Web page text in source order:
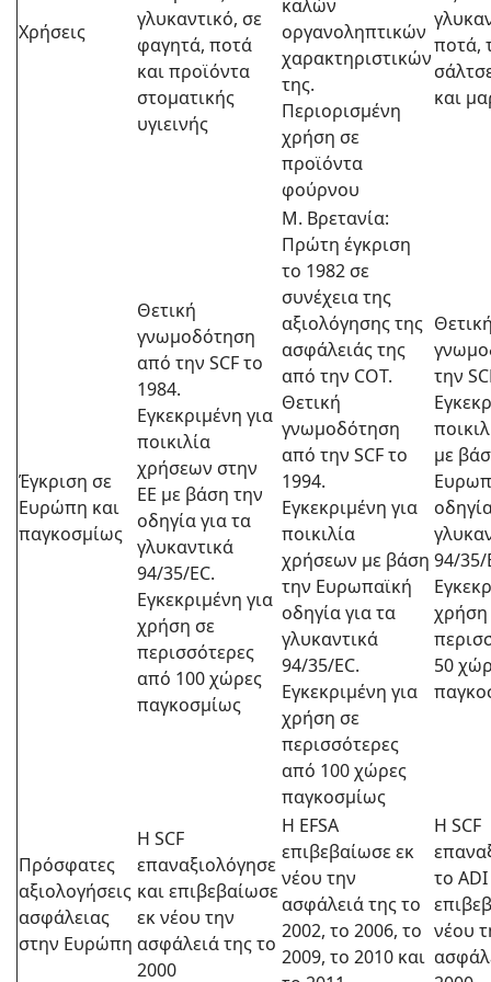
Χρήσεις
γλυκαντικό, σε
φαγητά, ποτά
και προϊόντα
στοματικής
υγιεινής
καλών
οργανοληπτικών
χαρακτηριστικών
της.
Περιορισμένη
χρήση σε
προϊόντα
φούρνου
ποτά,
και
Έγκριση σε
Ευρώπη και
παγκοσμίως
Θετική
γνωμοδότηση
από την SCF το
1984.
Εγκεκριμένη για
ποικιλία
χρήσεων στην
EE με βάση την
οδηγία για τα
γλυκαντικά
94/35/EC.
Εγκεκριμένη για
χρήση σε
περισσότερες
από 100 χώρες
παγκοσμίως
Μ. Βρετανία:
Πρώτη έγκριση
το 1982 σε
συνέχεια της
αξιολόγησης της
ασφάλειάς της
από την COT.
Θετική
γνωμοδότηση
από την SCF το
1994.
Εγκεκριμένη για
ποικιλία
χρήσεων με βάση
την Ευρωπαϊκή
οδηγία για τα
γλυκαντικά
94/35/EC.
Εγκεκριμένη για
χρήση σε
περισσότερες
από 100 χώρες
παγκοσμίως
την
με
94/35/
χρήση
50
Πρόσφατες
αξιολογήσεις
ασφάλειας
στην Ευρώπη
Η SCF
επαναξιολόγησε
και επιβεβαίωσε
εκ νέου την
ασφάλειά της το
2000
Η EFSA
επιβεβαίωσε εκ
νέου την
ασφάλειά της το
2002, το 2006, το
2009, το 2010 και
Η SCF
το ADI
νέου